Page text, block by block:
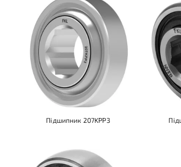
Підшипник 207KPP3